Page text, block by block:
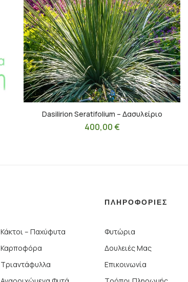
Dasilirion Seratifolium – Δασυλείριο
400,00€
Κάκτοι – Παχύφυτα
Καρποφόρα
Τριαντάφυλλα
ΠΛΗΡΟΦΟΡΙΕΣ
Φυτώρια
Δουλειές Μας
Επικοινωνία